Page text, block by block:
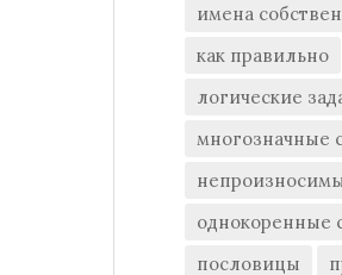
имена
как правильно
логические
многозначные
однокоренные
пословицы